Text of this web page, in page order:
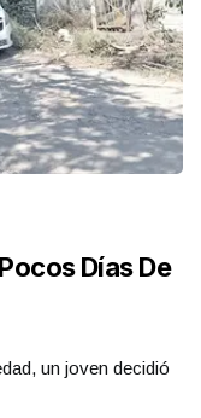
Días De
un joven decidió